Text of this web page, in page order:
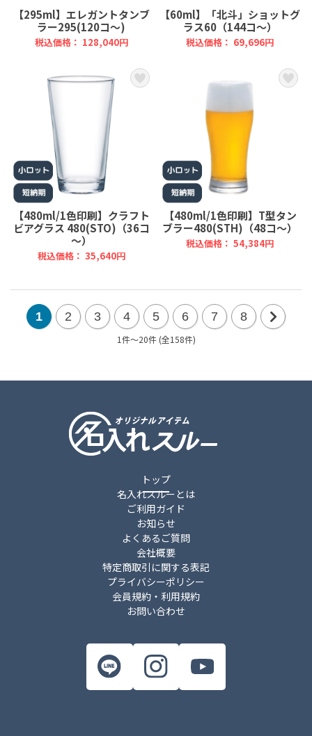
【295ml】エレガントタンブ
ラー295(120コ～)
税込価格： 128,040円
【60ml】「北斗」ショットグ
ラス60（144コ～）
税込価格： 69,696円
【480ml/1色印刷】クラフト
ビアグラス 480(STO)（36コ
～）
税込価格： 35,640円
【480ml/1色印刷】T型タン
ブラー480(STH)（48コ～）
税込価格： 54,384円
1 2 3 4 5 6 7
8
1件～20件 (全158件)
トップ
名入れスルーとは
ご利用ガイド
お知らせ
よくあるご質問
会社概要
特定商取引に関する表記
プライバシーポリシー
会員規約・利用規約
お問い合わせ